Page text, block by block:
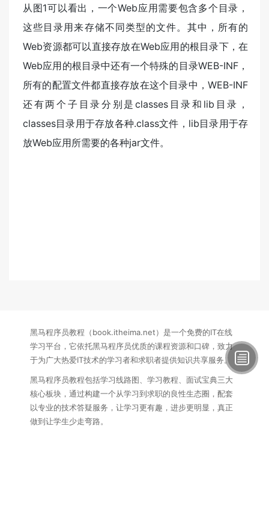
从图1可以看出，一个Web应用需要包含多个目录，
这些目录用来存储不同类型的文件。其中，所有的
Web资源都可以直接存放在Web应用的根目录下，在
Web应用的根目录中还有一个特殊的目录WEB-INF，
所有的配置文件都直接存放在这个目录中，WEB-INF
还有两个子目录分别是classes目录和lib目录，
classes目录用于存放各种.class文件，lib目录用于存
放Web应用所需要的各种jar文件。
黑马程序员教程（book.itheima.net）是一个免费的IT在线
学习平台，它依托黑马程序员优质的课程资源和口碑，致力
于为广大热爱IT技术的学习者和求职者提供知识共享服务。
黑马程序员教程包括学习线路图、学习教程、面试宝典三大
核心板块，通过构建一个从学习到求职的良性生态圈，配套
以专业的技术答疑服务，让学习更有趣，进步更明显，真正
做到让学生少走弯路。